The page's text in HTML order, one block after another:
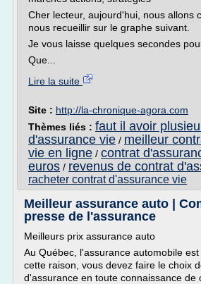
Cher lecteur, aujourd'hui, nous allons
nous recueillir sur le graphe suivant.
Je vous laisse quelques secondes
Que...
Lire la suite
Site : http://la-chronique-agora.com
Thèmes liés : faut il avoir
d'assurance vie / meilleur
vie en ligne / contrat
euros / revenus de contrat
racheter contrat d'assurance vie
Meilleur assurance auto |
presse de l'assurance
Meilleurs prix assurance auto
Au Québec, l'assurance automobile
cette raison, vous devez faire le choix
d'assurance en toute connaissance de